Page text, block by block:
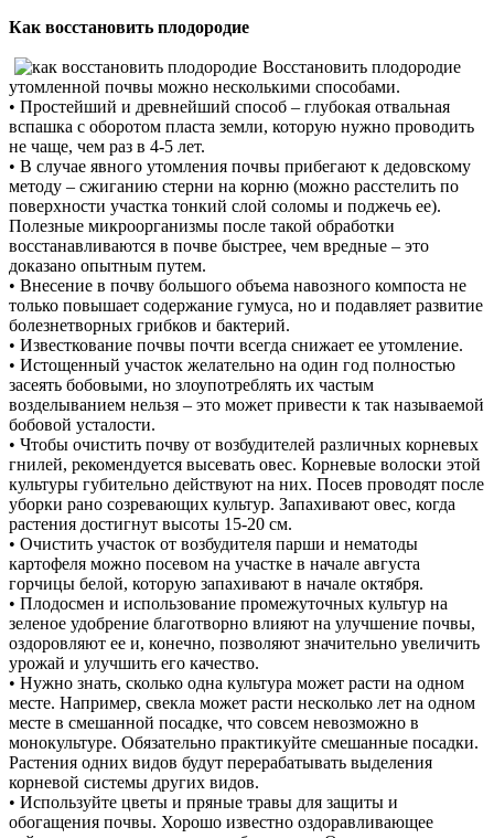
Как восстановить плодородие
Восстановить плодородие
утомленной почвы можно несколькими способами.
• Простейший и древнейший способ – глубокая отвальная
вспашка с оборотом пласта земли, которую нужно проводить
не чаще, чем раз в 4-5 лет.
• В случае явного утомления почвы прибегают к дедовскому
методу – сжиганию стерни на корню (можно расстелить по
поверхности участка тонкий слой соломы и поджечь ее).
Полезные микроорганизмы после такой обработки
восстанавливаются в почве быстрее, чем вредные – это
доказано опытным путем.
• Внесение в почву большого объема навозного компоста не
только повышает содержание гумуса, но и подавляет развитие
болезнетворных грибков и бактерий.
• Известкование почвы почти всегда снижает ее утомление.
• Истощенный участок желательно на один год полностью
засеять бобовыми, но злоупотреблять их частым
возделыванием нельзя – это может привести к так называемой
бобовой усталости.
• Чтобы очистить почву от возбудителей различных корневых
гнилей, рекомендуется высевать овес. Корневые волоски этой
культуры губительно действуют на них. Посев проводят после
уборки рано созревающих культур. Запахивают овес, когда
растения достигнут высоты 15-20 см.
• Очистить участок от возбудителя парши и нематоды
картофеля можно посевом на участке в начале августа
горчицы белой, которую запахивают в начале октября.
• Плодосмен и использование промежуточных культур на
зеленое удобрение благотворно влияют на улучшение почвы,
оздоровляют ее и, конечно, позволяют значительно увеличить
урожай и улучшить его качество.
• Нужно знать, сколько одна культура может расти на одном
месте. Например, свекла может расти несколько лет на одном
месте в смешанной посадке, что совсем невозможно в
монокультуре. Обязательно практикуйте смешанные посадки.
Растения одних видов будут перерабатывать выделения
корневой системы других видов.
• Используйте цветы и пряные травы для защиты и
обогащения почвы. Хорошо известно оздоравливающее